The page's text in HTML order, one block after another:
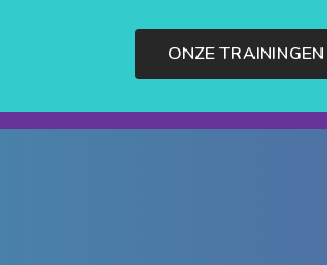
ONZE TRAININGEN